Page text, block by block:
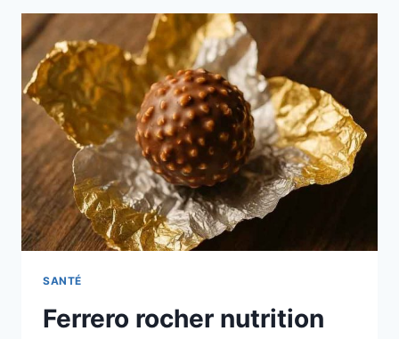
GRAISSE
ABDOMINALE
EFFICACE
AVEC
LE
RÉGIME
CÉTOGÈNE
SANTÉ
Ferrero rocher nutrition